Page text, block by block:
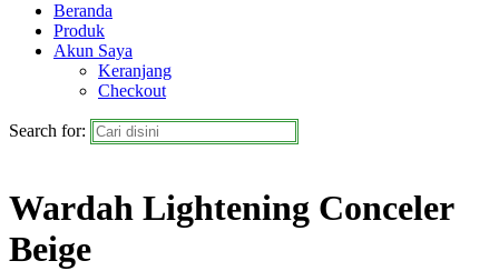
Beranda
Produk
Akun Saya
Keranjang
Checkout
Search for:
Wardah Lightening Conceler
Beige